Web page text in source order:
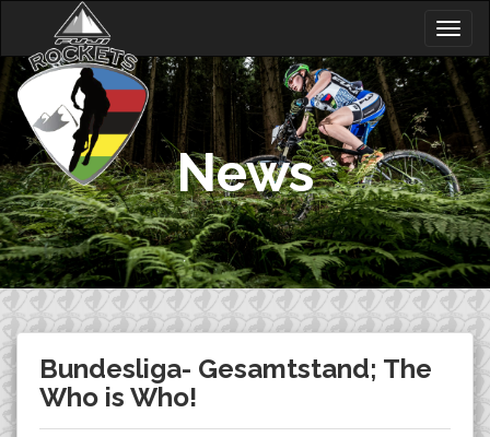
content
News
Bundesliga- Gesamtstand; The
Who is Who!